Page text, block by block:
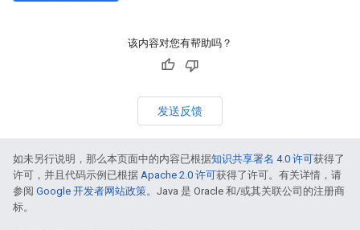
该内容对您有帮助吗？
发送反馈
如未另行说明，那么本页面中的内容已根据知识共享署名 4.0 许可获得了
许可，并且代码示例已根据 Apache 2.0 许可获得了许可。有关详情，请
参阅 Google 开发者网站政策。Java 是 Oracle 和/或其关联公司的注册商
标。